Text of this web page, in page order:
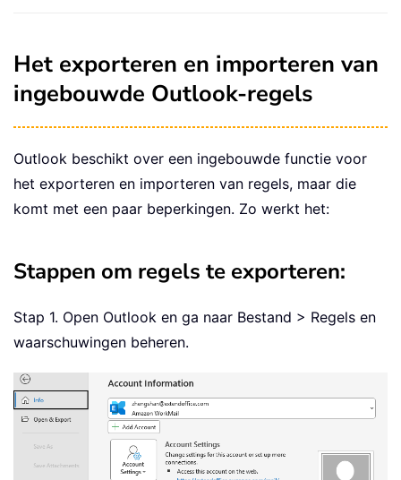
Het exporteren en importeren van
ingebouwde Outlook-regels
Outlook beschikt over een ingebouwde functie voor
het exporteren en importeren van regels, maar die
komt met een paar beperkingen. Zo werkt het:
Stappen om regels te exporteren:
Stap 1. Open Outlook en ga naar Bestand > Regels en
waarschuwingen beheren.